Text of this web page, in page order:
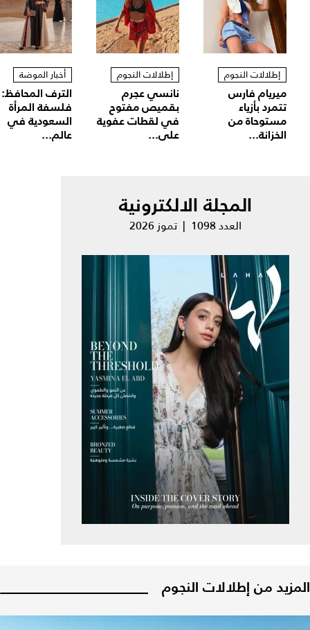
إطلالات النجوم
ميريام فارس
تتمرد بأزياء
مستوحاة من
الخزانة...
إطلالات النجوم
نانسي عجرم
بقميص مفتوح
في لقطات عفوية
على...
أخبار الموضة
الترف المحافظ:
فلسفة المرأة
السعودية في
عالم...
المجلة الالكترونية
العدد 1098 | تموز 2026
المزيد من إطلالات النجوم